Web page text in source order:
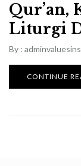
Qur’an,
Liturgi
By :
CONTINUE